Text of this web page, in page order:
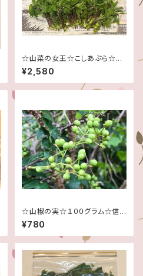
☆山菜の女王☆こしあぶら☆訳
あり品、500グラム！☆信州産☆
コシアブラ☆
¥2,580
☆山椒の実☆１００グラム☆信
州産☆予約販売☆6月中頃から
の発送予定です☆
¥780